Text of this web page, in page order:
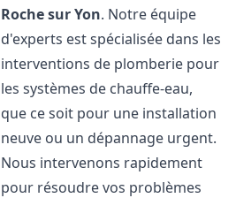
Roche sur Yon. Notre équipe
d'experts est spécialisée dans les
interventions de plomberie pour
les systèmes de chauffe-eau,
que ce soit pour une installation
neuve ou un dépannage urgent.
Nous intervenons rapidement
pour résoudre vos problèmes